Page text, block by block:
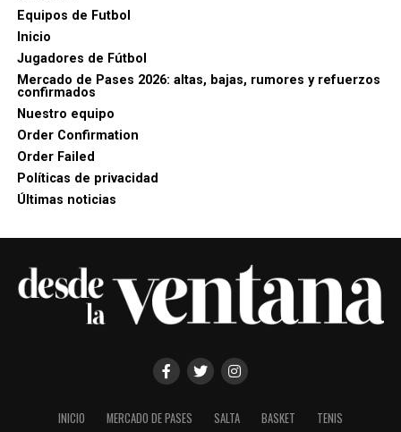
Equipos de Futbol
Inicio
Jugadores de Fútbol
Mercado de Pases 2026: altas, bajas, rumores y refuerzos
confirmados
Nuestro equipo
Order Confirmation
Order Failed
Políticas de privacidad
Últimas noticias
INICIO MERCADO DE PASES SALTA BASKET TENIS